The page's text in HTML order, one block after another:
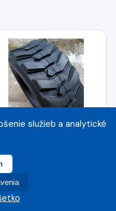
SKS 118A2 8PR TL
služieb a analytické